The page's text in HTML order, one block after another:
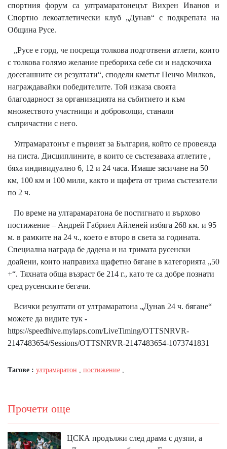
спортния форум са ултрамаратонецът Вихрен Иванов и
Спортно лекоатлетически клуб „Дунав“ с подкрепата на
Община Русе.
„Русе е горд, че посреща толкова подготвени атлети, които
с толкова голямо желание пребориха себе си и надскочиха
досегашните си резултати“, сподели кметът Пенчо Милков,
награждавайки победителите. Той изказа своята
благодарност за организацията на събитието и към
множеството участници и доброволци, станали
съпричастни с него.
Ултрамаратонът е първият за България, който се провежда
на писта. Дисциплините, в които се състезаваха атлетите ,
бяха индивидуално 6, 12 и 24 часа. Имаше засичане на 50
км, 100 км и 100 мили, както и щафета от трима състезатели
по 2 ч.
По време на ултарамаратона бе постигнато и върхово
постижение – Андрей Габриел Айленей избяга 268 км. и 95
м. в рамките на 24 ч., което е второ в света за годината.
Специална награда бе дадена и на тримата русенски
доайени, които направиха щафетно бягане в категорията „50
+“. Тяхната обща възраст бе 214 г., като те са добре познати
сред русенските бегачи.
Всички резултати от ултрамаратона „Дунав 24 ч. бягане“
можете да видите тук -
https://speedhive.mylaps.com/LiveTiming/OTTSNRVR-
2147483654/Sessions/OTTSNRVR-2147483654-1073741831
Тагове : ултрамаратон постижение
Прочети още
ЦСКА продължи след драма с дузпи, а